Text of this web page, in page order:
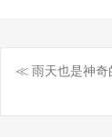
文
≪ 雨天也是神奇